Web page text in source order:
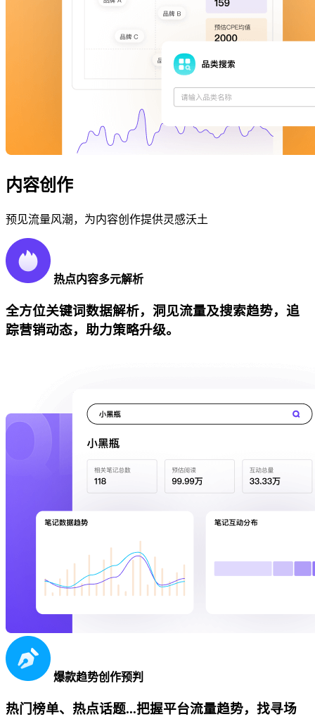
内容创作
预见流量风潮，为内容创作提供灵感沃土
热点内容多元解析
全方位关键词数据解析，洞见流量及搜索趋势，追
踪营销动态，助力策略升级。
爆款趋势创作预判
热门榜单、热点话题...把握平台流量趋势，找寻场